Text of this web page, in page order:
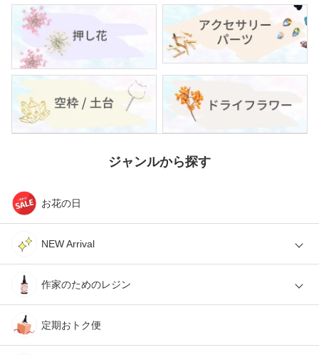
ジャンルから探す
お花の日
NEW Arrival
作家のためのレジン
定期おトク便